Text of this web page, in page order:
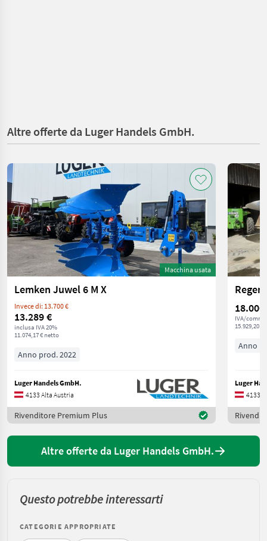
Altre offerte da Luger Handels GmbH.
Macchina usata
Lemken Juwel 6 M X
Invece di: 13.700 €
13.289 €
inclusa IVA 20%
11.074,17 € netto
Anno prod. 2022
Luger Handels GmbH.
4133 Alta Austria
Rivenditore Premium Plus
18.000
IVA/
15.929,20 €
Anno
Luger
4133
Altre offerte da Luger Handels GmbH.
Questo potrebbe interessarti
CATEGORIE APPROPRIATE